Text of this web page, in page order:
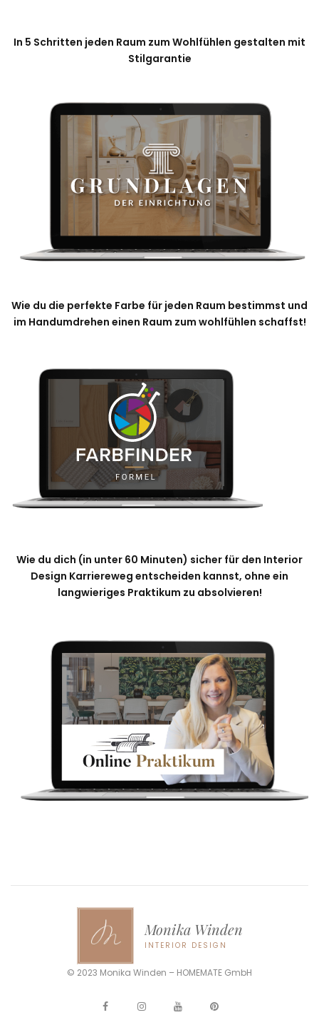
In 5 Schritten jeden Raum zum Wohlfühlen gestalten mit
Stilgarantie
Wie du die perfekte Farbe für jeden Raum bestimmst und
im Handumdrehen einen Raum zum wohlfühlen schaffst!
Wie du dich (in unter 60 Minuten) sicher für den Interior
Design Karriereweg entscheiden kannst, ohne ein
langwieriges Praktikum zu absolvieren!
Monika Winden
INTERIOR DESIGN
© 2023 Monika Winden – HOMEMATE GmbH